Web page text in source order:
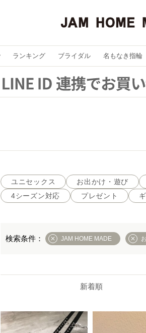
ランキング ブライダル 名もなき指輪
ユニセックス お出かけ・遊び
4シーズン対応
プレゼント
JAM HOME MADE
新着順